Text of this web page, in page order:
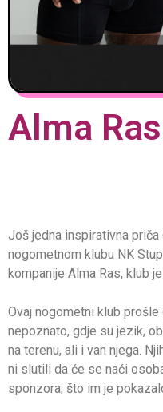
Alma
Još jedna inspirativna
nogometnom klubu NK
kompanije Alma Ras, klub
Ovaj nogometni klub
nepoznato, gdje su jezik,
na terenu, ali i van njega.
ni slutili da će se naći
sponzora, što im je